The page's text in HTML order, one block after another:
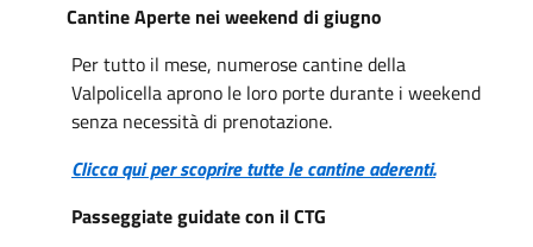
Cantine Aperte nei weekend di giugno
Per tutto il mese, numerose cantine della
Valpolicella aprono le loro porte durante i weekend
senza necessità di prenotazione.
Clicca qui per scoprire tutte le cantine aderenti.
Passeggiate guidate con il CTG